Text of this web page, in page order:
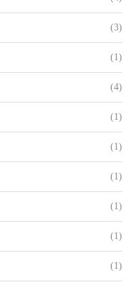
(3)
(1)
(4)
(1)
(1)
(1)
(1)
(1)
(1)